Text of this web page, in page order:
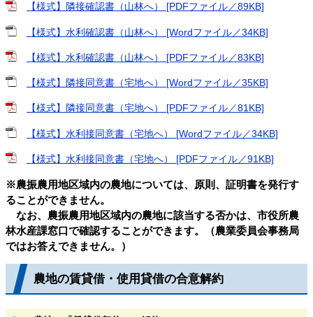
【様式】隣接確認書（山林へ） [PDFファイル／89KB]
【様式】水利確認書（山林へ） [Wordファイル／34KB]
【様式】水利確認書（山林へ） [PDFファイル／83KB]
【様式】隣接同意書（宅地へ） [Wordファイル／35KB]
【様式】隣接同意書（宅地へ） [PDFファイル／81KB]
【様式】水利接同意書（宅地へ） [Wordファイル／34KB]
【様式】水利接同意書（宅地へ） [PDFファイル／91KB]
※農振農用地区域内の農地については、原則、証明書を発行す
ることができません。
なお、農振農用地区域内の農地に該当する否かは、市役所農
林水産課窓口で確認することができます。（農業委員会事務局
ではお答えできません。）
農地の賃貸借・使用貸借の合意解約